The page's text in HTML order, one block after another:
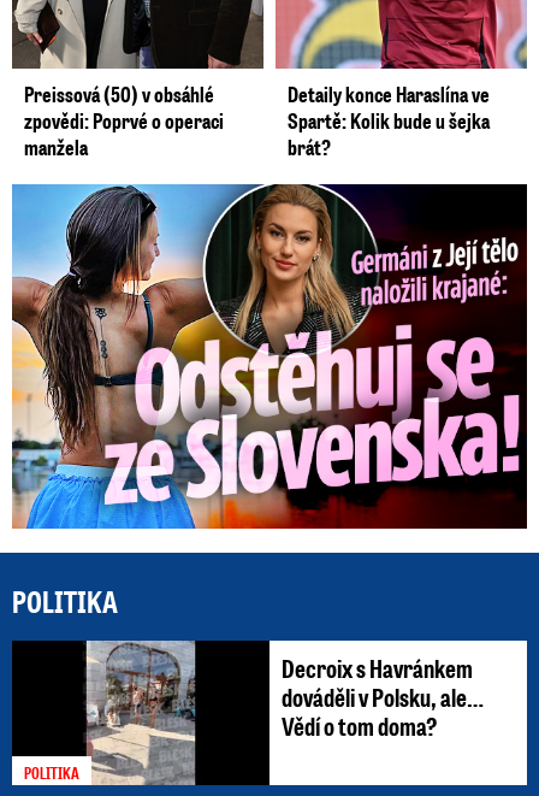
Preissová (50) v obsáhlé
zpovědi: Poprvé o operaci
manžela
Detaily konce Haraslína ve
Spartě: Kolik bude u šejka
brát?
Germáni z Jejího těla: Odstěhuj se, vzkázali jí krajané
POLITIKA
POLITIKA
Decroix s Havránkem
dováděli v Polsku, ale…
Vědí o tom doma?